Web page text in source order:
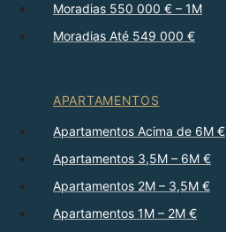
Moradias 550 000 € – 1M
Moradias Até 549 000 €
APARTAMENTOS
Apartamentos Acima de 6M €
Apartamentos 3,5M – 6M €
Apartamentos 2M – 3,5M €
Apartamentos 1M – 2M €